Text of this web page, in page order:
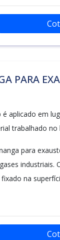
PARA
aplicado em
trabalhado no
para
na